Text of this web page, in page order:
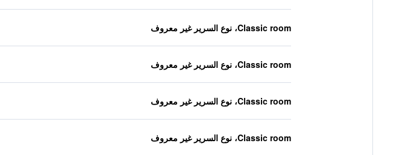
Classic room، نوع السرير غير معروف
Classic room، نوع السرير غير معروف
Classic room، نوع السرير غير معروف
Classic room، نوع السرير غير معروف